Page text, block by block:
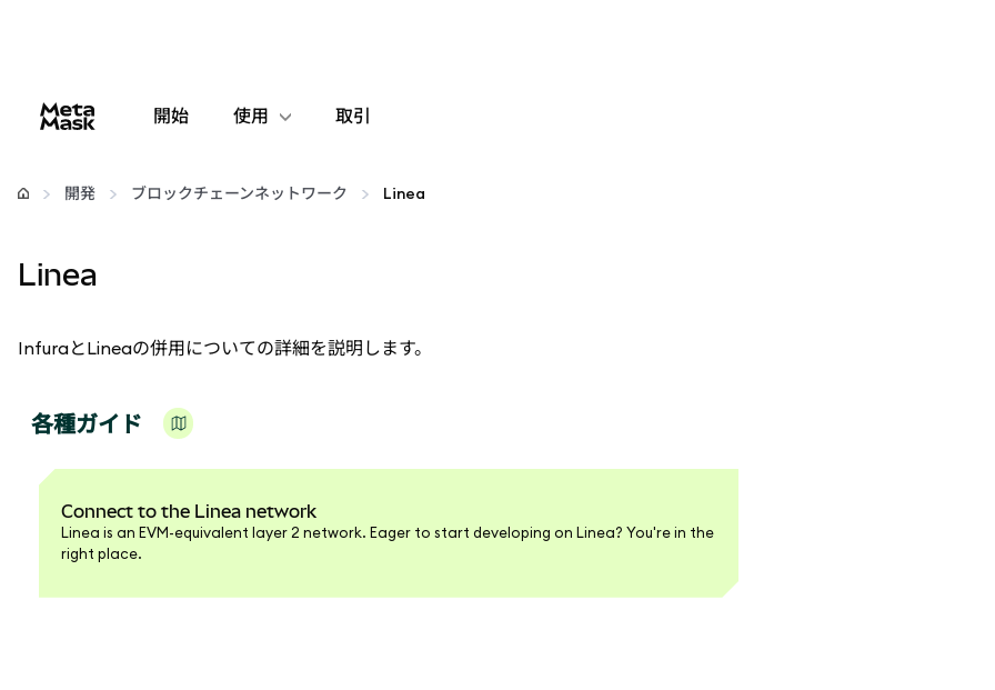
開始 使用
設定
安全性の維持
取引
開発 ブロックチェーンネットワーク Linea
Linea
InfuraとLineaの併用についての詳細を説明します。
各種ガイド
Connect to the Linea network
Linea is an EVM-equivalent layer 2 network. Eager to start developing on Linea? You're in the
right place.